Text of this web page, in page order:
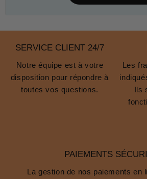
SERVICE CLIENT 24/7
Notre équipe est à votre
disposition pour répondre à
toutes vos questions.
Les
Ils
PAIEMENTS
La gestion de nos paiements en